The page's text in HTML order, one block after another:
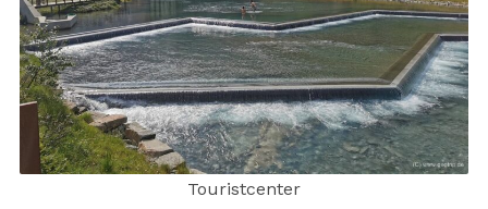
Touristcenter